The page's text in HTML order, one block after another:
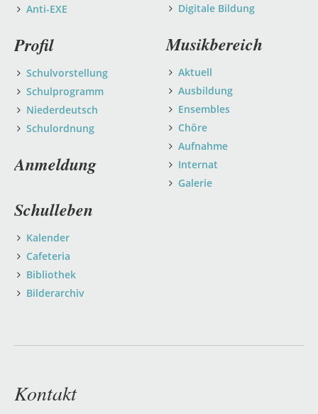
Anti-EXE
Digitale Bildung
Musikbereich
Aktuell
Ausbildung
Ensembles
Chöre
Aufnahme
Internat
Galerie
Profil
Schulvorstellung
Schulprogramm
Niederdeutsch
Schulordnung
Anmeldung
Schulleben
Kalender
Cafeteria
Bibliothek
Bilderarchiv
Kontakt